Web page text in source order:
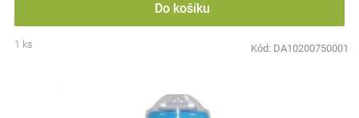
Do košíku
1 ks Kód: DA10200750001